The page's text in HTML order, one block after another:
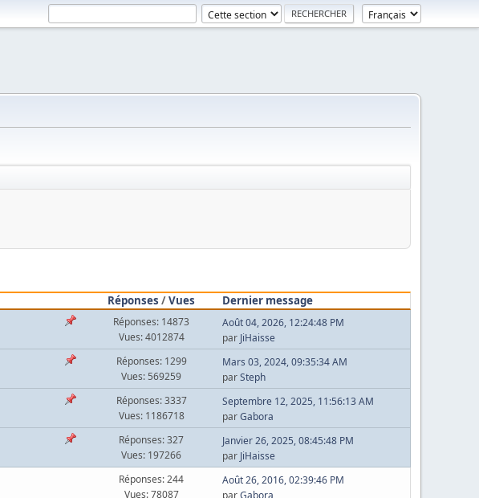
Réponses /Vues
Dernier message
Réponses: 14873
Vues: 4012874
Août 04, 2026, 12:24:48 PM
par JiHaisse
Réponses: 1299
Vues: 569259
Mars 03, 2024, 09:35:34 AM
parSteph
Réponses: 3337
Vues: 1186718
Septembre 12, 2025, 11:56:13 AM
parGabora
Réponses: 327
Vues: 197266
Janvier 26, 2025, 08:45:48 PM
par JiHaisse
Réponses: 244
Vues: 78087
Août 26, 2016, 02:39:46 PM
parGabora